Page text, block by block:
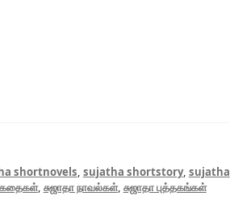
shortnovels, sujatha shortstory, sujatha
, சுஜாதா நாவல்கள், சுஜாதா புத்தகங்கள்